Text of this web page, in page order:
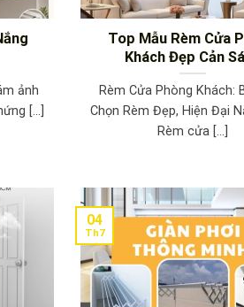
ảnh
[...]
Top Mẫu Rèm Cửa
Khách Đẹp Cản
Rèm Cửa Phòng Khách:
Chọn Rèm Đẹp, Hiện Đại
Rèm cửa [...]
04
Th7